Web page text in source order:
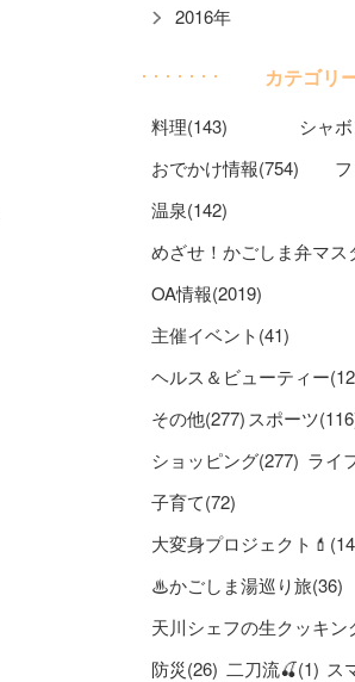
2016年
カテゴリ
料理(143)
シャ
おでかけ情報(754)
温泉(142)
めざせ！かごしま弁マス
OA情報(2019)
主催イベント(41)
ヘルス＆ビューティー
その他(277) スポーツ
ショッピング(277) ライ
子育て(72)
大変身プロジェクト
♨かごしま湯巡り旅(36)
天川シェフの生クッキン
防災(26) 二刀流🍒(1) ス